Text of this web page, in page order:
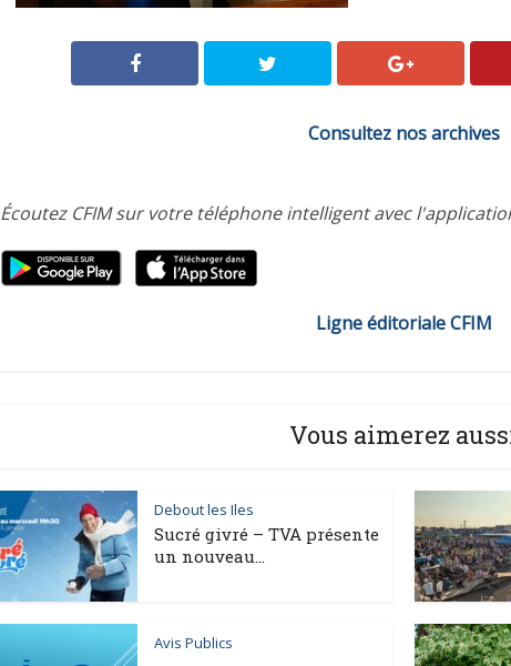
Consultez nos archives
Écoutez CFIM sur votre téléphone intelligent avec
Ligne éditoriale CFIM
Vous aimerez
Debout les Iles
Sucré givré – TVA présente
un nouveau...
Avis Publics